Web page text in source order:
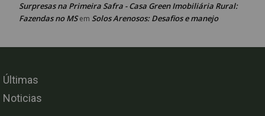
Surpresas na Primeira Safra - Casa Green Imobiliária Rural:
Fazendas no MSem Solos Arenosos: Desafios e manejo
Últimas
Noticias